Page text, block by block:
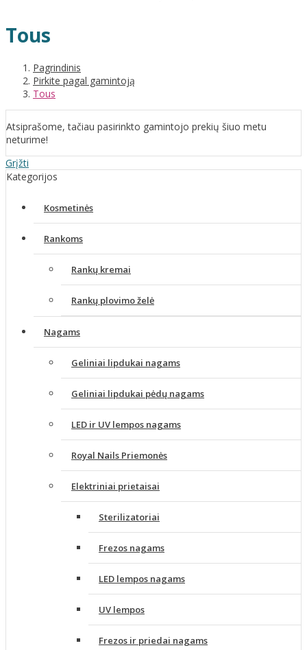
Tous
Pagrindinis
Pirkite pagal gamintoją
Tous
Atsiprašome, tačiau pasirinkto gamintojo prekių šiuo metu
neturime!
Grįžti
Kategorijos
Kosmetinės
Rankoms
Rankų kremai
Rankų plovimo želė
Nagams
Geliniai lipdukai nagams
Geliniai lipdukai pėdų nagams
LED ir UV lempos nagams
Royal Nails Priemonės
Elektriniai prietaisai
Sterilizatoriai
Frezos nagams
LED lempos nagams
UV lempos
Frezos ir priedai nagams